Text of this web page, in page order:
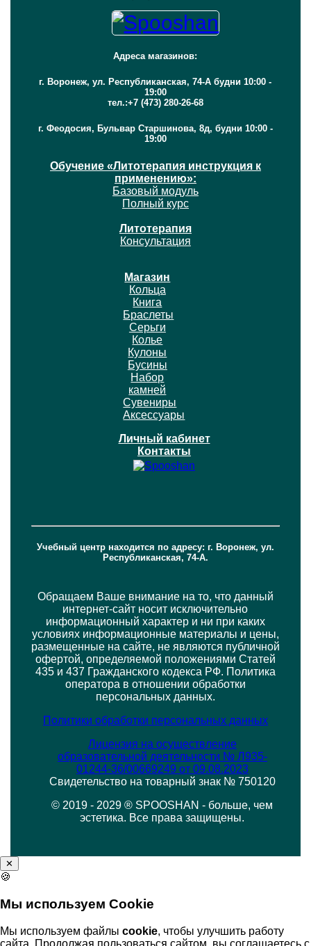
Адреса магазинов:
г. Воронеж, ул. Республиканская, 74-А будни 10:00 -
19:00
тел.:+7 (473) 280-26-68
г. Феодосия, Бульвар Старшинова, 8д, будни 10:00 -
19:00
Обучение «Литотерапия инструкция к
применению»:
Базовый модуль
Полный курс
Литотерапия
Консультация
Магазин
Кольца
Книга
Браслеты
Серьги
Колье
Кулоны
Бусины
Набор
камней
Сувениры
Аксессуары
Личный кабинет
Контакты
Учебный центр находится по адресу: г. Воронеж, ул.
Республиканская, 74-А.
Обращаем Ваше внимание на то, что данный
интернет-сайт носит исключительно
информационный характер и ни при каких
условиях информационные материалы и цены,
размещенные на сайте, не являются публичной
офертой, определяемой положениями Статей
435 и 437 Гражданского кодекса РФ. Политика
оператора в отношении обработки
персональных данных.
Политики обработки персональных данных
Лицензия на осуществление
образовательной деятельности № Л935-
01244-36/00669249 от 09.08.2023
Свидетельство на товарный знак № 750120
© 2019 - 2029 ® SPOOSHAN - больше, чем
эстетика. Все права защищены.
✕
🍪
Мы используем Cookie
Мы используем файлы cookie, чтобы улучшить работу
сайта. Продолжая пользоваться сайтом, вы соглашаетесь с